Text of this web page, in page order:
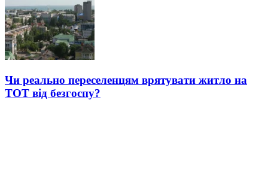
Чи реально переселенцям врятувати житло на
ТОТ від безгоспу?